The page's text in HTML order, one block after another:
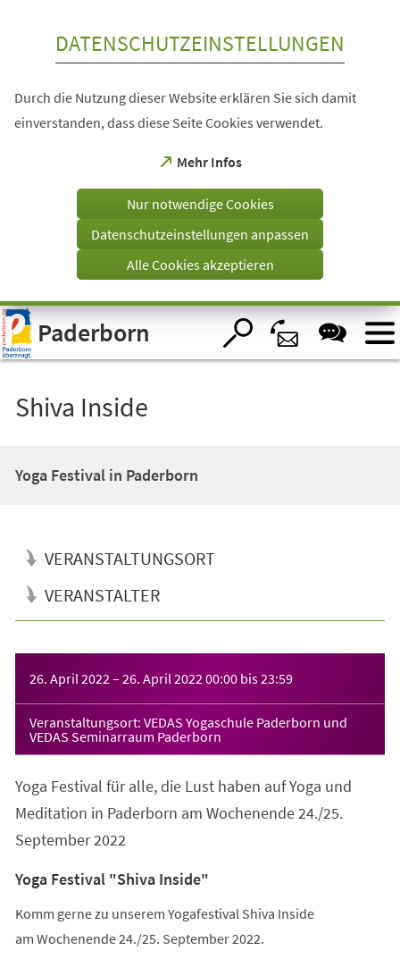
Visuelle
Assistenzsoftware
öffnen.
DATENSCHUTZEINSTELLUNGEN
Durch die Nutzung dieser Website erklären Sie sich damit
einverstanden, dass diese Seite Cookies verwendet.
Mehr Infos
(Öffnet
einem
Tab)
Nur notwendige Cookies
Datenschutzeinstellungen anpassen
Alle Cookies akzeptieren
Paderborn
Shiva Inside
Yoga Festival in Paderborn
VERANSTALTUNGSORT
VERANSTALTER
26. April 2022 – 26. April 2022 00:00 bis23:59
Veranstaltungsort: VEDAS Yogaschule Paderborn und
VEDAS Seminarraum Paderborn
Yoga Festival für alle, die Lust haben auf Yoga und
Meditation in Paderborn am Wochenende 24./25.
September 2022
Yoga Festival "Shiva Inside"
Komm gerne zu unserem Yogafestival Shiva Inside
am Wochenende 24./25. September 2022.